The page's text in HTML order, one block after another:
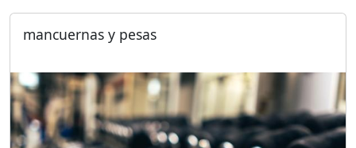
mancuernas y pesas